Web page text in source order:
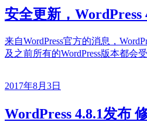
安全更新，WordPress
来自WordPress官方的消息，
及之前所有的WordPress版本都会
2017年8月3日
WordPress 4.8.1发布